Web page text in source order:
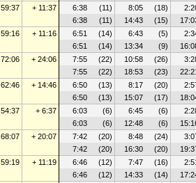
59:37 + 11:37 6:38 (11) 8:05 (18)
6:38 (11) 14:43 (15)
59:16 + 11:16 6:51 (14) 6:43 (5)
6:51 (14) 13:34 (9)
72:06 + 24:06 7:55 (22) 10:58 (26)
7:55 (22) 18:53 (23)
62:46 + 14:46 6:50 (13) 8:17 (20)
6:50 (13) 15:07 (17)
54:37 + 6:37 6:03 (6) 6:45 (6)
6:03 (6) 12:48 (6)
68:07 + 20:07 7:42 (20) 8:48 (24)
7:42 (20) 16:30 (20)
59:19 + 11:19 6:46 (12) 7:47 (16)
6:46 (12) 14:33 (14)